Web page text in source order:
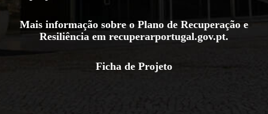
Mais informação sobre o Plano de Recuperação e
Resiliência em recuperarportugal.gov.pt.
Ficha de Projeto